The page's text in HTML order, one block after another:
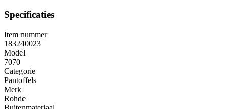
Specificaties
Item nummer
183240023
Model
7070
Categorie
Pantoffels
Merk
Rohde